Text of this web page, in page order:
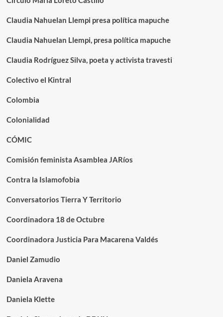
Claudia Nahuelan Llempi presa política mapuche
Claudia Nahuelan Llempi, presa política mapuche
Claudia Rodríguez Silva, poeta y activista travesti
Colectivo el Kintral
Colombia
Colonialidad
CÓMIC
Comisión feminista Asamblea JARíos
Contra la Islamofobia
Conversatorios Tierra Y Territorio
Coordinadora 18 de Octubre
Coordinadora Justicia Para Macarena Valdés
Daniel Zamudio
Daniela Aravena
Daniela Klette